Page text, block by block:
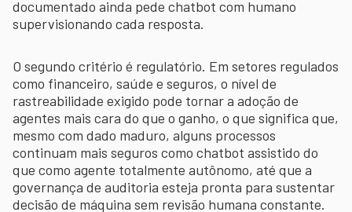
documentado ainda pede chatbot com humano
supervisionando cada resposta.
O segundo critério é regulatório. Em setores regulados
como financeiro, saúde e seguros, o nível de
rastreabilidade exigido pode tornar a adoção de
agentes mais cara do que o ganho, o que significa que,
mesmo com dado maduro, alguns processos
continuam mais seguros como chatbot assistido do
que como agente totalmente autônomo, até que a
governança de auditoria esteja pronta para sustentar
decisão de máquina sem revisão humana constante.